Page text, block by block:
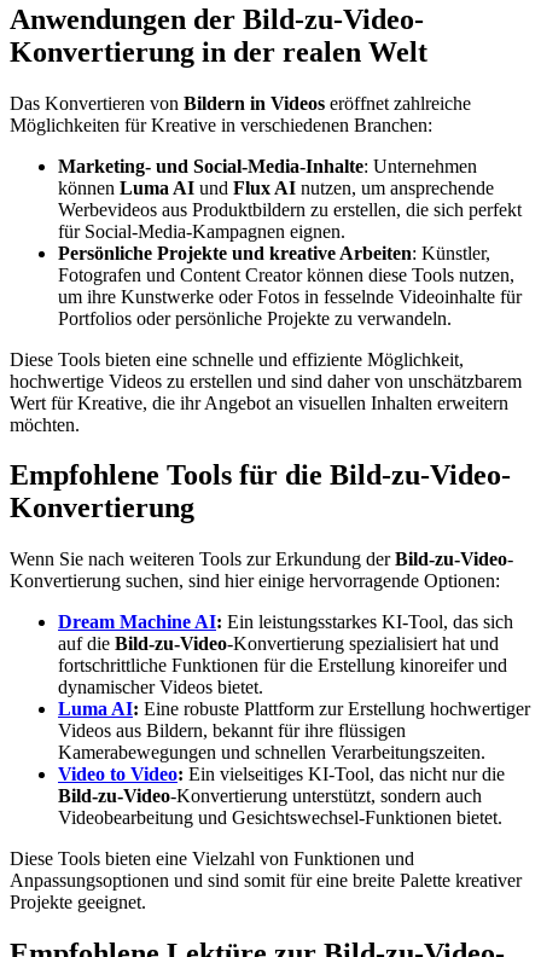
Anwendungen der Bild-zu-Video-
Konvertierung in der realen Welt
Das Konvertieren von Bildern in Videos eröffnet zahlreiche
Möglichkeiten für Kreative in verschiedenen Branchen:
Marketing- und Social-Media-Inhalte: Unternehmen
können Luma AI und Flux AI nutzen, um ansprechende
Werbevideos aus Produktbildern zu erstellen, die sich perfekt
für Social-Media-Kampagnen eignen.
Persönliche Projekte und kreative Arbeiten: Künstler,
Fotografen und Content Creator können diese Tools nutzen,
um ihre Kunstwerke oder Fotos in fesselnde Videoinhalte für
Portfolios oder persönliche Projekte zu verwandeln.
Diese Tools bieten eine schnelle und effiziente Möglichkeit,
hochwertige Videos zu erstellen und sind daher von unschätzbarem
Wert für Kreative, die ihr Angebot an visuellen Inhalten erweitern
möchten.
Empfohlene Tools für die Bild-zu-Video-
Konvertierung
Wenn Sie nach weiteren Tools zur Erkundung derBild-zu-Video-
Konvertierung suchen, sind hier einige hervorragende Optionen:
Dream Machine AI: Ein leistungsstarkes KI-Tool, das sich
auf die Bild-zu-Video-Konvertierung spezialisiert hat und
fortschrittliche Funktionen für die Erstellung kinoreifer und
dynamischer Videos bietet.
Luma AI: Eine robuste Plattform zur Erstellung hochwertiger
Videos aus Bildern, bekannt für ihre flüssigen
Kamerabewegungen und schnellen Verarbeitungszeiten.
Video to Video: Ein vielseitiges KI-Tool, das nicht nur die
Bild-zu-Video-Konvertierung unterstützt, sondern auch
Videobearbeitung und Gesichtswechsel-Funktionen bietet.
Diese Tools bieten eine Vielzahl von Funktionen und
Anpassungsoptionen und sind somit für eine breite Palette kreativer
Projekte geeignet.